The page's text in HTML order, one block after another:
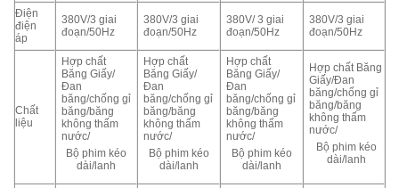
Điện
điện
áp
380V/3 giai
đoạn/50Hz
380V/3 giai
đoạn/50Hz
380V/ 3 giai
đoạn/50Hz
380V/3 giai
đoạn/50Hz
Chất
liệu
Hợp chất
Băng Giấy/
Đan
băng/chống gỉ
băng/băng
không thấm
nước/
Bộ phim kéo
dài/lanh
Hợp chất
Băng Giấy/
Đan
băng/chống gỉ
băng/băng
không thấm
nước/
Bộ phim kéo
dài/lanh
Hợp chất
Băng Giấy/
Đan
băng/chống gỉ
băng/băng
không thấm
nước/
Bộ phim kéo
dài/lanh
Hợp chất Băng
Giấy/Đan
băng/chống gỉ
băng/băng
không thấm
nước/
Bộ phim kéo
dài/lanh